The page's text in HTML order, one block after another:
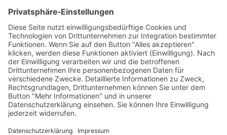
Wir freuen uns über Ihren Besuch!
Zurück
Weiter
Startseite
Sitemap
Datenschutz
AGB
Kontakt
Impressum